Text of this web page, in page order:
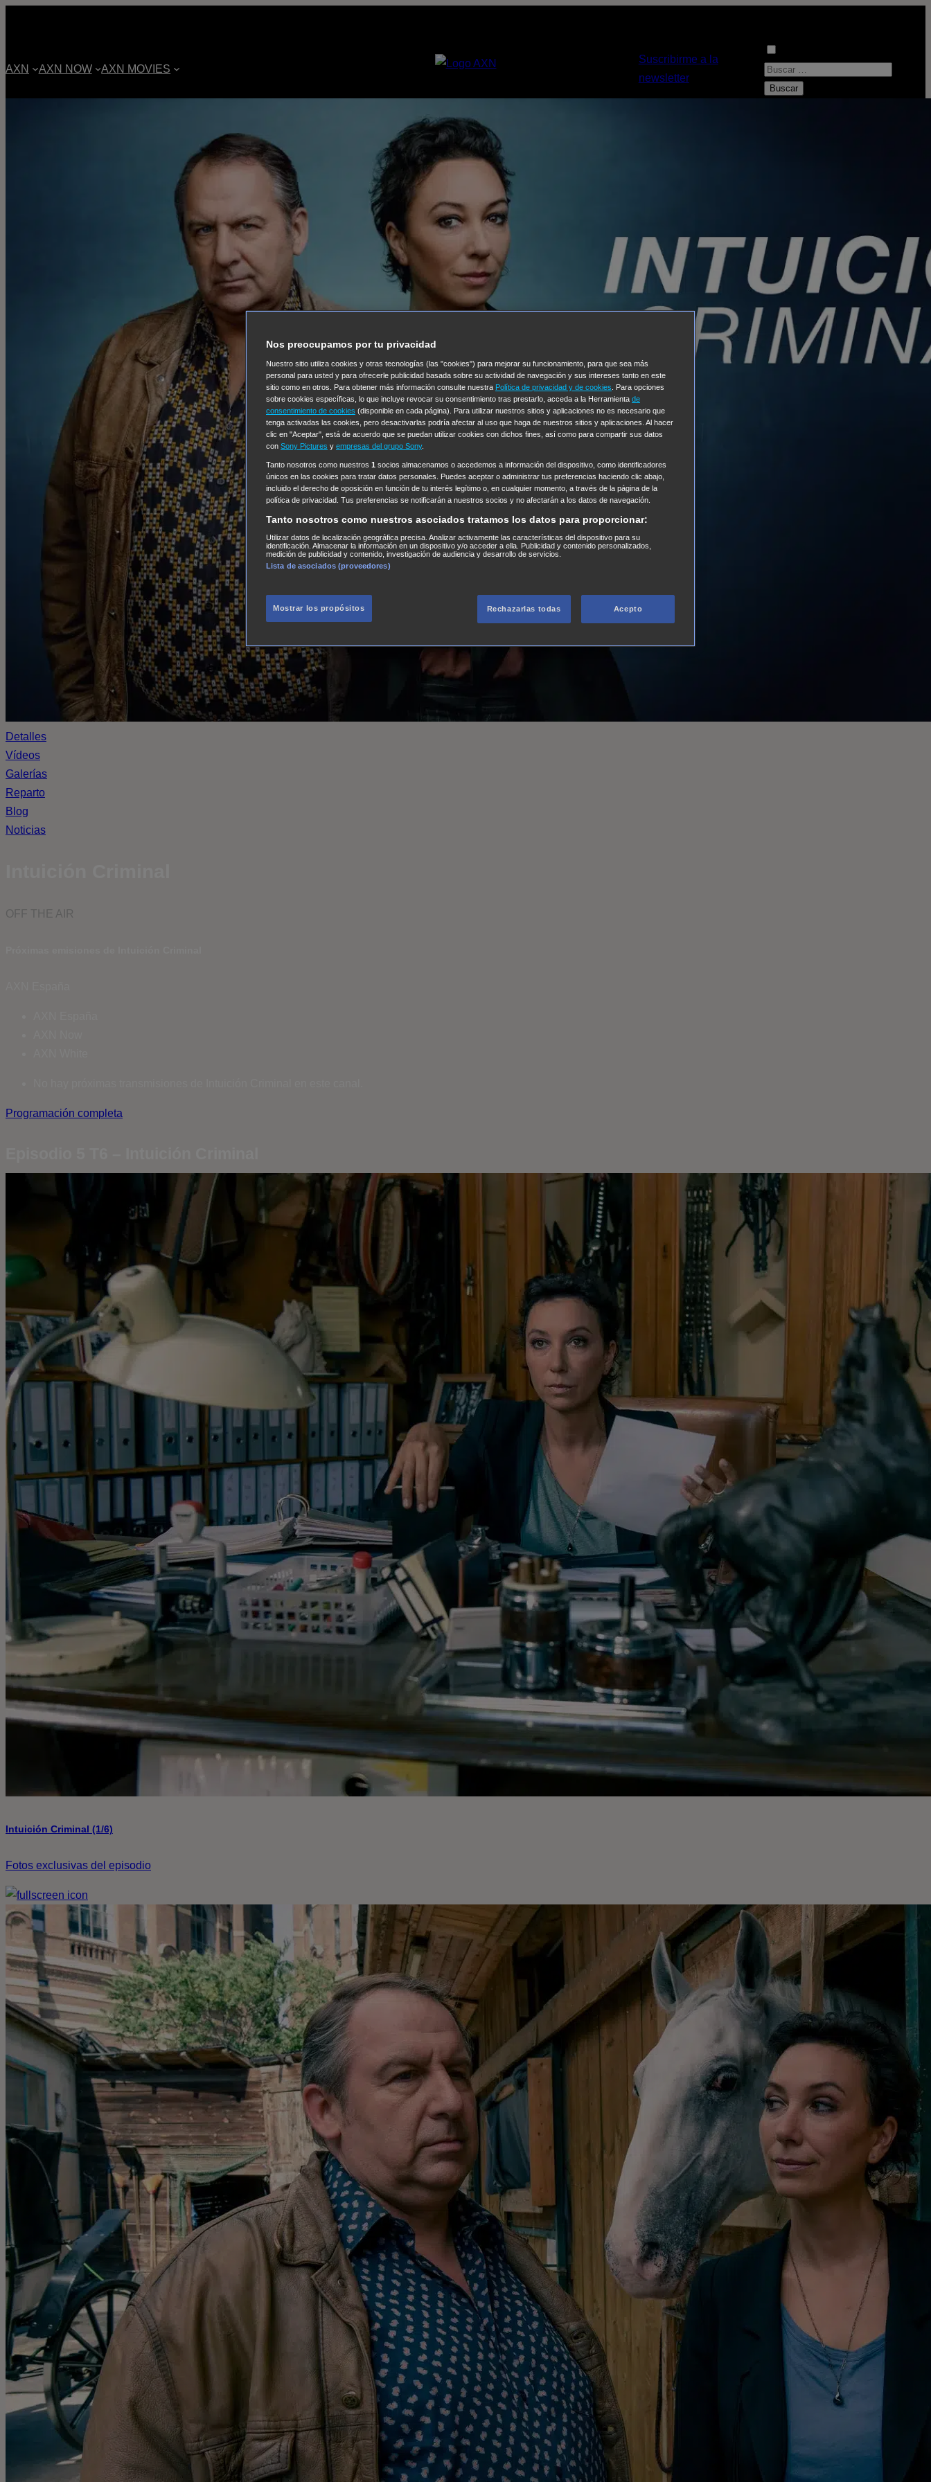
AXN AXN NOW AXN MOVIES
Suscribirme a la
newsletter
B
Detalles
Vídeos
Galerías
Reparto
Blog
Noticias
OFF THE AIR
Programación completa
Intuición Criminal (1/6)
Fotos exclusivas del episodio
Nos preocupamos por tu privacidad
Nuestro sitio utiliza cookies y otras tecnologías (las "cookies") para mejorar su funcionamiento, para que sea más
personal para usted y para ofrecerle publicidad basada sobre su actividad de navegación y sus intereses tanto en este
sitio como en otros. Para obtener más información consulte nuestra Política de privacidad y de cookies . Para opciones
sobre cookies específicas, lo que incluye revocar su consentimiento tras prestarlo, acceda a la Herramienta de
consentimiento de cookies (disponible en cada página). Para utilizar nuestros sitios y aplicaciones no es necesario que
tenga activadas las cookies, pero desactivarlas podría afectar al uso que haga de nuestros sitios y aplicaciones. Al hacer
clic en "Aceptar", está de acuerdo que se puedan utilizar cookies con dichos fines, así como para compartir sus datos
con Sony Pictures y empresas del grupo Sony.
Tanto nosotros como nuestros 1 socios almacenamos o accedemos a información del dispositivo, como identificadores
únicos en las cookies para tratar datos personales. Puedes aceptar o administrar tus preferencias haciendo clic abajo,
incluido el derecho de oposición en función de tu interés legítimo o, en cualquier momento, a través de la página de la
política de privacidad. Tus preferencias se notificarán a nuestros socios y no afectarán a los datos de navegación.
Tanto nosotros como nuestros asociados tratamos los datos para proporcionar:
Utilizar datos de localización geográfica precisa. Analizar activamente las características del dispositivo para su
identificación. Almacenar la información en un dispositivo y/o acceder a ella. Publicidad y contenido personalizados,
medición de publicidad y contenido, investigación de audiencia y desarrollo de servicios.
Lista de asociados (proveedores)
Mostrar los propósitos Rechazarlas todas Acepto